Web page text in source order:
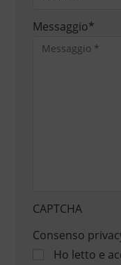
Messaggio*
CAPTCHA
Consenso
Ho letto e